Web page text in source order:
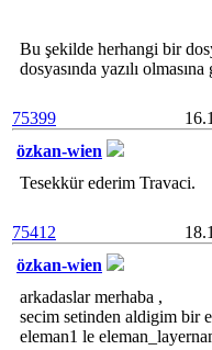
Bu şekilde herhangi bir
dosyasında yazılı
75399
özkan-wien
Tesekkür ederim Travaci.
75412
özkan-wien
arkadaslar merhaba ,
secim setinden aldigim bir
eleman1 le